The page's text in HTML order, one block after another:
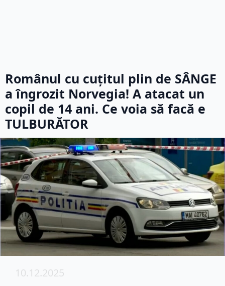
Românul cu cuțitul plin de SÂNGE
a îngrozit Norvegia! A atacat un
copil de 14 ani. Ce voia să facă e
TULBURĂTOR
10.12.2025